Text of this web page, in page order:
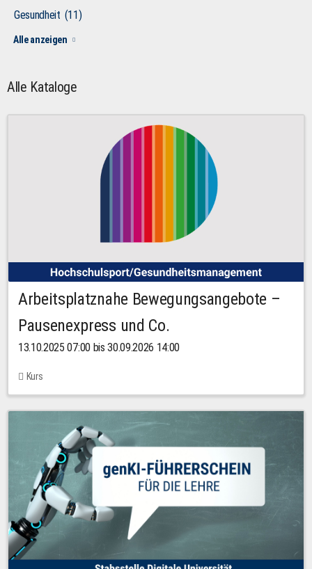
Gesundheit (11)
Alle anzeigen
Alle Kataloge
Arbeitsplatznahe Bewegungsangebote –
Pausenexpress und Co.
13.10.2025 07:00 bis 30.09.2026 14:00
Kurs